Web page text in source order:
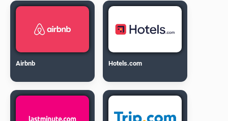
Airbnb Hotels.com